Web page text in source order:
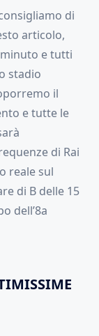
di
articolo,
e tutti
stadio
il
e tutte le
di Rai
reale sul
di B delle 15
dell’8a